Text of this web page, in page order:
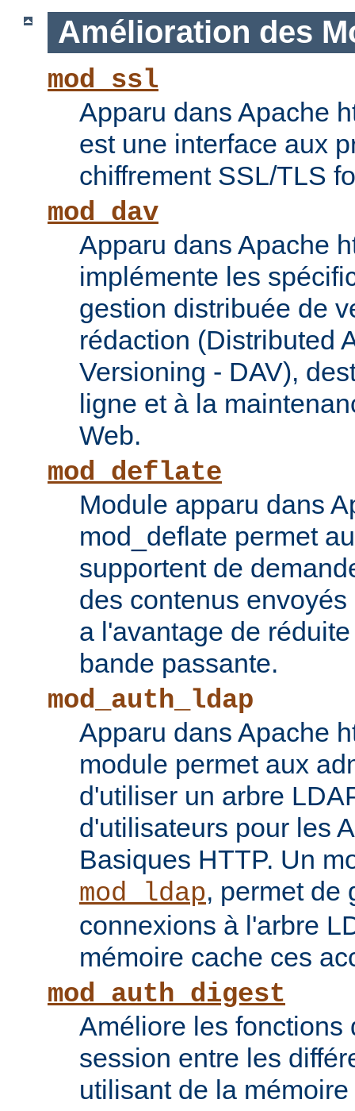
Amélioration des
mod_ssl
Apparu dans Apache
est une interface aux
chiffrement SSL/TLS
mod_dav
Apparu dans Apache
implémente les
gestion distribuée de
rédaction (Distributed
Versioning - DAV),
ligne et à la
Web.
mod_deflate
Module apparu dans
mod_deflate permet
supportent de
des contenus
a l'avantage de
bande passante.
mod_auth_ldap
Apparu dans Apache
module permet aux
d'utiliser un arbre
d'utilisateurs pour les
Basiques HTTP. Un
mod_ldap, permet de
connexions à l'arbre
mémoire cache ces
mod_auth_digest
Améliore les fonctions
session entre les
utilisant de la